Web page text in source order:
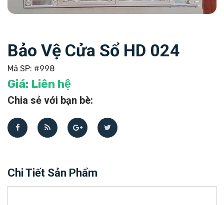
Bảo Vệ Cửa Sổ HD 024
Mã SP: #998
Giá: Liên hệ
Chia sẻ với bạn bè:
Chi Tiết Sản Phẩm